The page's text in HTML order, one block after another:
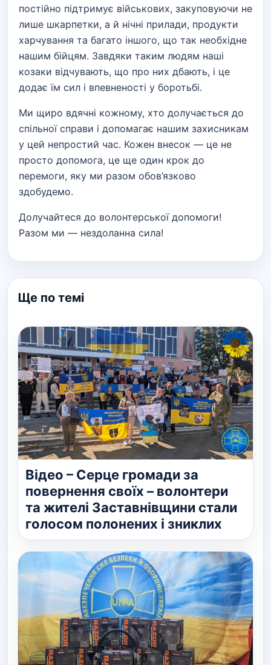
постійно підтримує військових, закуповуючи не
лише шкарпетки, а й нічні прилади, продукти
харчування та багато іншого, що так необхідне
нашим бійцям. Завдяки таким людям наші
козаки відчувають, що про них дбають, і це
додає їм сил і впевненості у боротьбі.
Ми щиро вдячні кожному, хто долучається до
спільної справи і допомагає нашим захисникам
у цей непростий час. Кожен внесок — це не
просто допомога, це ще один крок до
перемоги, яку ми разом обов’язково
здобудемо.
Долучайтеся до волонтерської допомоги!
Разом ми — нездоланна сила!
Ще по темі
Відео – Серце громади за
повернення своїх – волонтери
та жителі Заставнівщини стали
голосом полонених і зниклих